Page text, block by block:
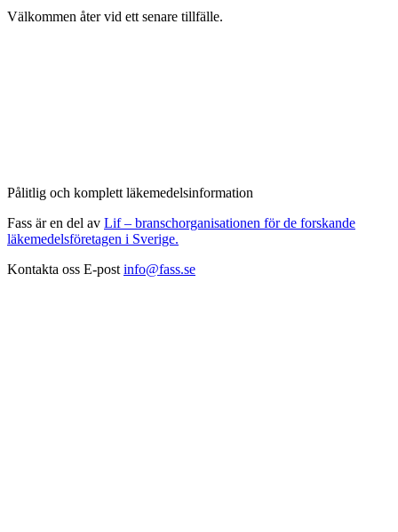
Välkommen åter vid ett senare tillfälle.
Pålitlig och komplett läkemedelsinformation
Fass är en del av Lif – branschorganisationen för de forskande
läkemedelsföretagen i Sverige.
Kontakta oss E-post info@fass.se